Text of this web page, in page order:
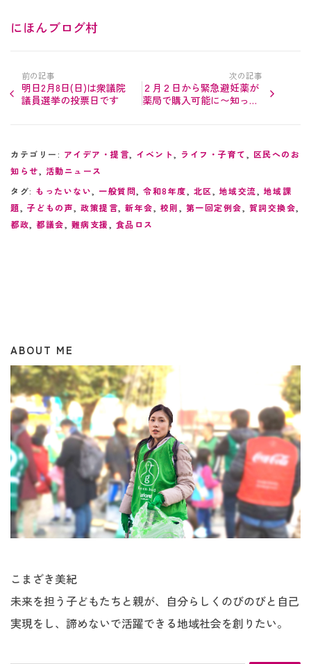
にほんブログ村
前の記事
明日2月8日(日)は衆議院
議員選挙の投票日です
次の記事
２月２日から緊急避妊薬が
薬局で購入可能に〜知って
カテゴリー: アイデア・提言, イベント , ライフ・子育て , 区民へのお
知らせ, 活動ニュース
タグ: もったいない, 一般質問, 令和8年度, 北区, 地域交流 , 地域課
題, 子どもの声, 政策提言, 新年会, 校則 , 第一回定例会, 賀詞交換会,
都政, 都議会, 難病支援 , 食品ロス
ABOUT ME
こまざき美紀
未来を担う子どもたちと親が、自分らしくのびのびと自己
実現をし、諦めないで活躍できる地域社会を創りたい。